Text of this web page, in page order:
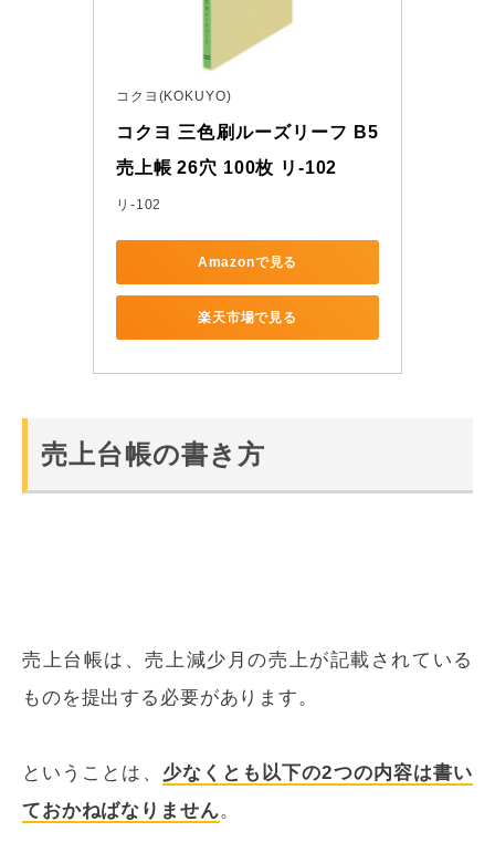
コクヨ(KOKUYO)
コクヨ 三色刷ルーズリーフ B5
売上帳 26穴 100枚 リ-102
リ-102
Amazonで見る
楽天市場で見る
売上台帳の書き方
売上台帳は、売上減少月の売上が記載されている
ものを提出する必要があります。
ということは、 少なくとも以下の2つの内容は書い
ておかねばなりません。